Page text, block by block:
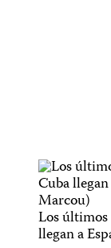
Los
llegan a